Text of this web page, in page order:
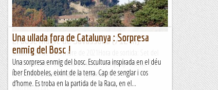
El bosc màgic de Savassona (712 m)
Dissabte 20 de novembre de 2021Hora de sortida: Set del
matí. Ubicació: Comarca d’Osona. Temps aproximat: 5 h
(11,5 km) Desnivell: 326 m (acumulat) ...
Maifemcim.cat
Una ullada fora de Catalunya : Sorpresa
enmig del Bosc !
Una sorpresa enmig del bosc. Escultura inspirada en el déu
íber Endobeles, eixint de la terra. Cap de senglar i cos
d’home. Es troba en la partida de la Raca, en el...